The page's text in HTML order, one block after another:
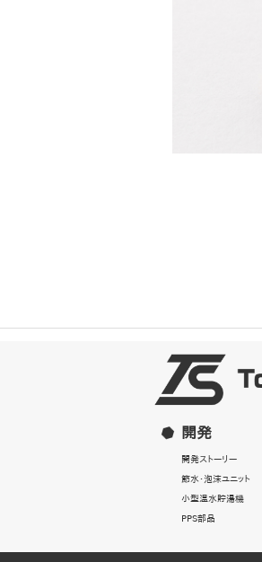
開発
開発ストーリー
節水・泡沫ユニット
小型温水貯湯機
PPS部品